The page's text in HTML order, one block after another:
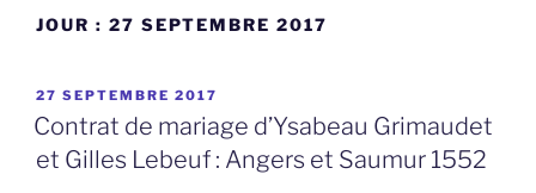
JOUR : 27 SEPTEMBRE 2017
PUBLIÉ
LE
27 SEPTEMBRE 2017
Contrat de mariage d’Ysabeau Grimaudet
et Gilles Lebeuf : Angers et Saumur 1552